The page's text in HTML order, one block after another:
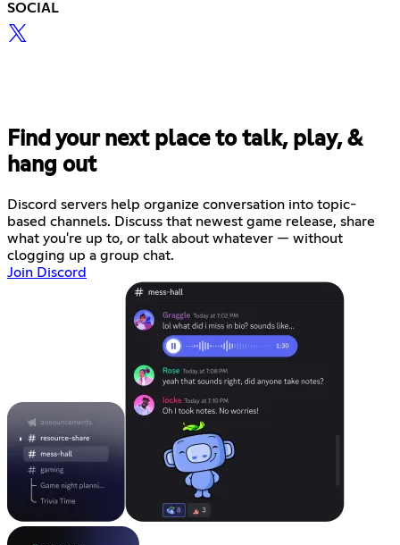
SOCIAL
Find your next place to talk, play, &
hang out
Discord servers help organize conversation into topic-
based channels. Discuss that newest game release, share
what you're up to, or talk about whatever — without
clogging up a group chat.
Join Discord